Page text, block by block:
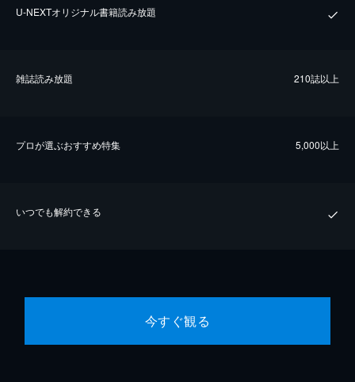
U-NEXTオリジナル書籍読み放題
雑誌読み放題 210誌以上
プロが選ぶおすすめ特集 5,000以上
いつでも解約できる
今すぐ観る